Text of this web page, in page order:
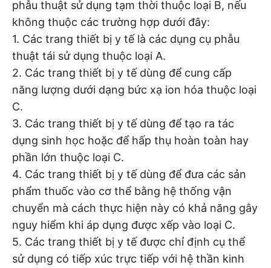
phẫu thuật sử dụng tạm thời thuộc loại B, nếu
không thuộc các trường hợp dưới đây:
1. Các trang thiết bị y tế là các dụng cụ phẫu
thuật tái sử dụng thuộc loại A.
2. Các trang thiết bị y tế dùng để cung cấp
năng lượng dưới dạng bức xạ ion hóa thuộc loại
C.
3. Các trang thiết bị y tế dùng để tạo ra tác
dụng sinh học hoặc để hấp thụ hoàn toàn hay
phần lớn thuộc loại C.
4. Các trang thiết bị y tế dùng để đưa các sản
phẩm thuốc vào cơ thể bằng hệ thống vận
chuyển mà cách thực hiện này có khả năng gây
nguy hiểm khi áp dụng được xếp vào loại C.
5. Các trang thiết bị y tế được chỉ định cụ thể
sử dụng có tiếp xúc trực tiếp với hệ thần kinh